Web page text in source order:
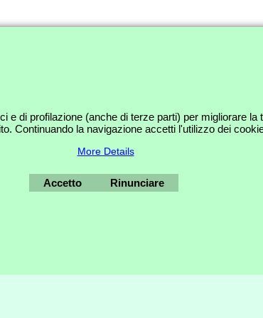
- VIA VAL GRANA 33 - 00141 ROMA - TEL. 06 88642700
Negozio Internet creati
software ShopFactory
e di profilazione (anche di terze parti) per migliorare la
Continuando la navigazione accetti l'utilizzo dei
More Details
Accetto Rinunciare